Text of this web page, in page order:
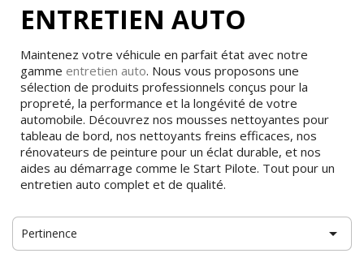
ENTRETIEN AUTO
Maintenez votre véhicule en parfait état avec notre
gamme entretien auto. Nous vous proposons une
sélection de produits professionnels conçus pour la
propreté, la performance et la longévité de votre
automobile. Découvrez nos mousses nettoyantes pour
tableau de bord, nos nettoyants freins efficaces, nos
rénovateurs de peinture pour un éclat durable, et nos
aides au démarrage comme le Start Pilote. Tout pour un
entretien auto complet et de qualité.
Pertinence 